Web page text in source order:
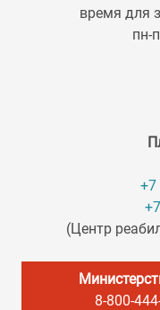
время для
пн-
+7
(Центр
8-800-